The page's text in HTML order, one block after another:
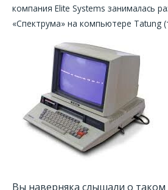
компания Elite Systems занималась
«Спектрума» на компьютере Tatung
Вы наверняка слышали о